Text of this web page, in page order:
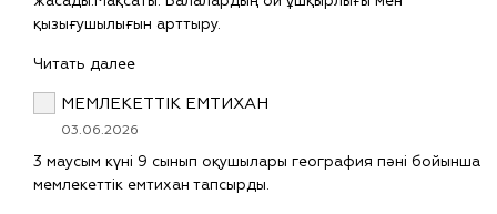
қызығушылығын арттыру.
Читать далее
МЕМЛЕКЕТТІК ЕМТИХАН
03.06.2026
3 маусым күні 9 сынып оқушылары география пәні бойынша
мемлекеттік емтихан тапсырды.